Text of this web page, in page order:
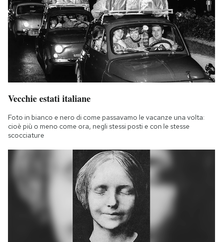
Vecchie estati italiane
Foto in bianco e nero di come passavamo le vacanze una volta:
cioè più o meno come ora, negli stessi posti e con le stesse
scocciature